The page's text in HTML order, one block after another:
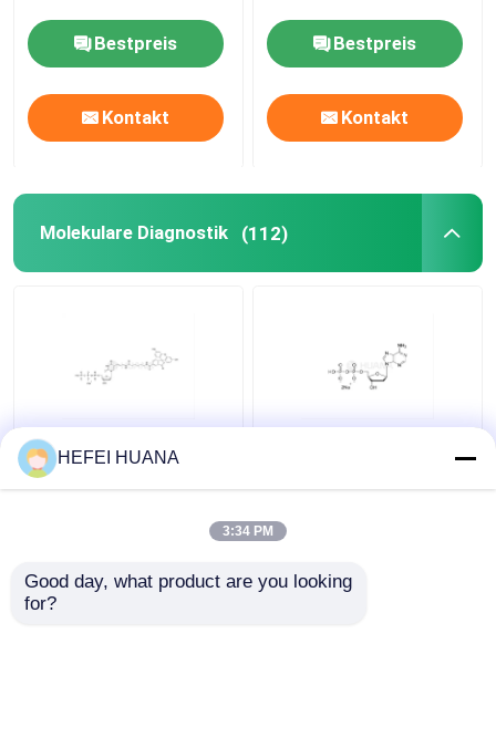
Bestpreis
Kontakt
Bestpreis
Kontakt
Molekulare Diagnostik (112)
Fluorescein-12-dUTP
1mM Natriumlösung
HEFEI HUANA
3:34 PM
Good day, what product are you looking
for?